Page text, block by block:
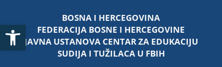
Open toolbar
content
BOSNA I HERCEGOVINA
FEDERACIJA BOSNE I HERCEGOVINE
JAVNA USTANOVA CENTAR ZA EDUKACIJU
SUDIJA I TUŽILACA U FBIH